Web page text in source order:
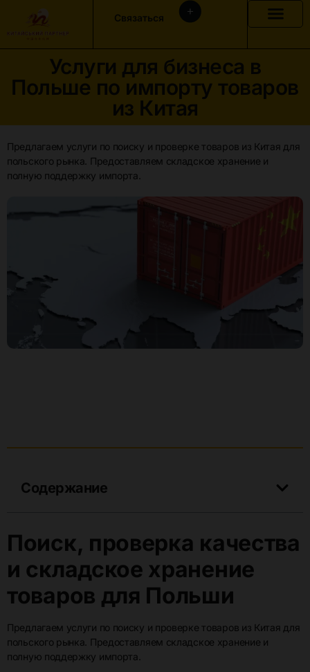
Связаться
Услуги для бизнеса в
Польше по импорту товаров
из Китая
Предлагаем услуги по поиску и проверке товаров из Китая для
польского рынка. Предоставляем складское хранение и
полную поддержку импорта.
Содержание
Поиск, проверка качества
и складское хранение
товаров для Польши
Предлагаем услуги по поиску и проверке товаров из Китая для
польского рынка. Предоставляем складское хранение и
полную поддержку импорта.